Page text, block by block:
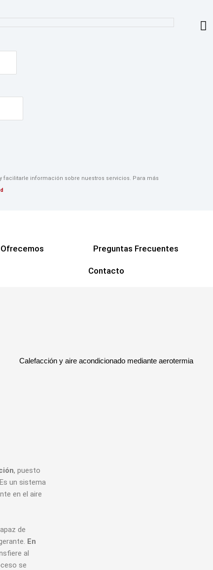
facilitarle información sobre nuestros servicios. Para más
Ofrecemos Preguntas Frecuentes
Contacto
Calefacción y aire acondicionado mediante aerotermia
, puesto
un sistema
en el aire
de
En
al
se